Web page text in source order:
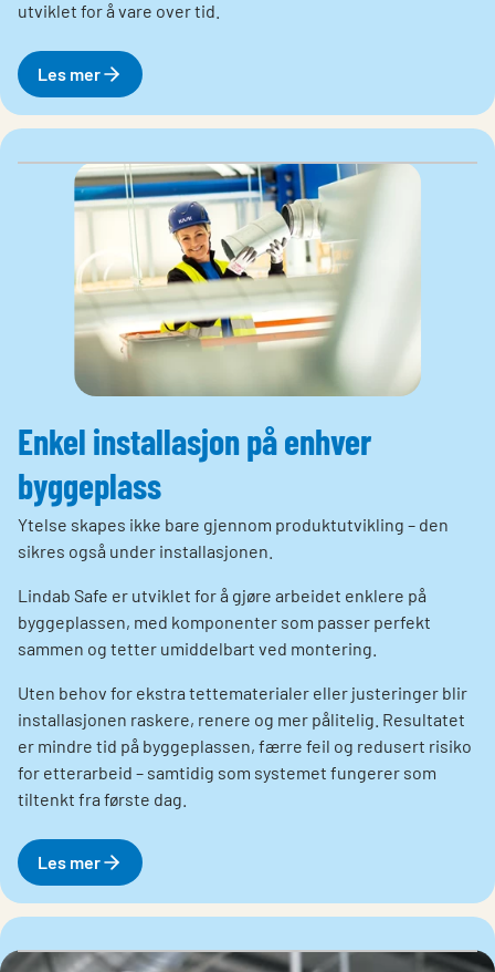
utviklet for å vare over tid.
Les mer
Enkel installasjon på enhver
byggeplass
Ytelse skapes ikke bare gjennom produktutvikling – den
sikres også under installasjonen.
Lindab Safe er utviklet for å gjøre arbeidet enklere på
byggeplassen, med komponenter som passer perfekt
sammen og tetter umiddelbart ved montering.
Uten behov for ekstra tettematerialer eller justeringer blir
installasjonen raskere, renere og mer pålitelig. Resultatet
er mindre tid på byggeplassen, færre feil og redusert risiko
for etterarbeid – samtidig som systemet fungerer som
tiltenkt fra første dag.
Les mer